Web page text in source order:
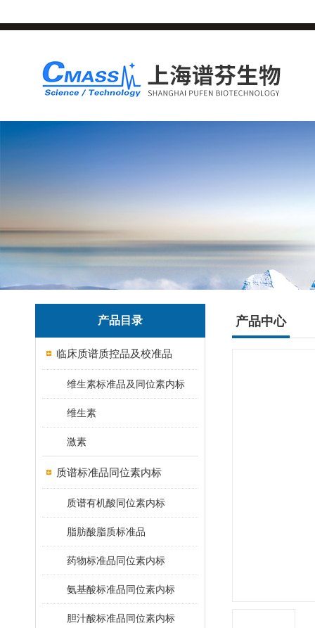
产品目录
临床质谱质控品及校准品
维生素标准品及同位素内标
维生素
激素
质谱标准品同位素内标
质谱有机酸同位素内标
脂肪酸脂质标准品
药物标准品同位素内标
氨基酸标准品同位素内标
胆汁酸标准品同位素内标
产品中心